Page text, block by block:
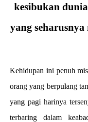
kesibukan
yang
Kehidupan ini penuh
orang yang berpulang
yang pagi harinya
terbaring dalam